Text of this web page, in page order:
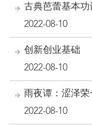
古典芭蕾基本
2022-08-10
创新创业基础
2022-08-10
雨夜谭：涩泽荣
2022-08-10